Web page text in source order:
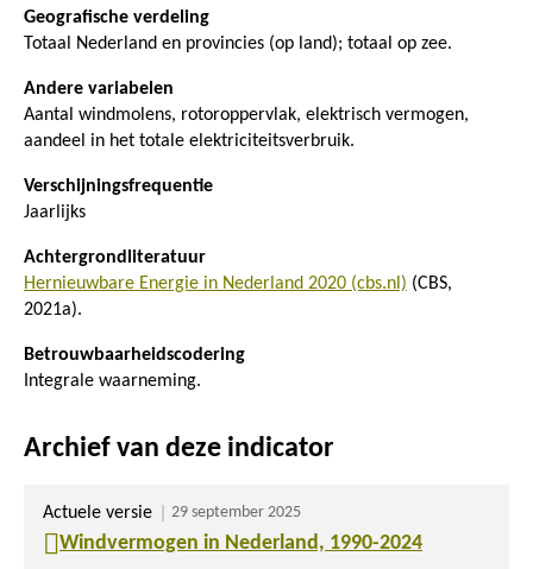
Geografische verdeling
Totaal Nederland en provincies (op land); totaal op zee.
Andere variabelen
Aantal windmolens, rotoroppervlak, elektrisch vermogen,
aandeel in het totale elektriciteitsverbruik.
Verschijningsfrequentie
Jaarlijks
Achtergrondliteratuur
Hernieuwbare Energie in Nederland 2020 (cbs.nl) (CBS,
2021a).
Betrouwbaarheidscodering
Integrale waarneming.
Archief van deze indicator
Actuele versie 29 september 2025
Windvermogen in Nederland, 1990-2024